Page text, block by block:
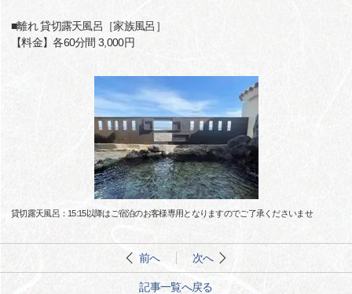
■離れ 貸切露天風呂［家族風呂］
【料金】各60分間 3,000円
貸切露天風呂：15:15以降はご宿泊のお客様専用となりますのでご了承くださいませ
前へ 次へ
記事一覧へ戻る